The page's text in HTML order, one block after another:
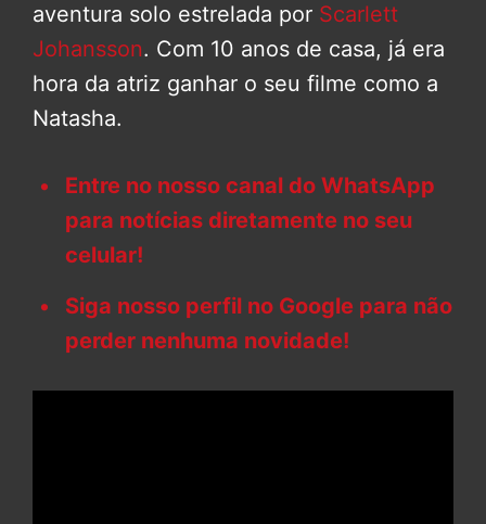
aventura solo estrelada por Scarlett
Johansson. Com 10 anos de casa, já era
hora da atriz ganhar o seu filme como a
Natasha.
Entre no nosso canal do WhatsApp
para notícias diretamente no seu
celular!
Siga nosso perfil no Google para não
perder nenhuma novidade!